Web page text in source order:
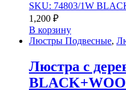
SKU: 74803/1W
1,200 ₽
В корзину
Люстры Подвесные,
Люстра с